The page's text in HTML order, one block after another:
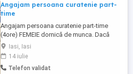
Angajam persoana curatenie part-
time
Angajam persoana curatenie part-time
(4ore) FEMEIE dornică de munca. Dacă
ești o persoana harnica și îți place
curățenia atunci nu ezita să ne sunați
pentru un interviu. Avem 6 scari de bloc,
curatenie 4 ore pe zi 4 zile pe săptămână
Iasi, Iasi
14 iulie
Telefon validat